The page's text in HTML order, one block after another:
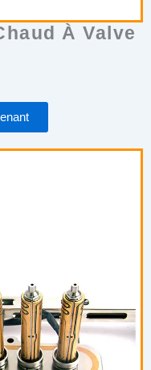
À Valve